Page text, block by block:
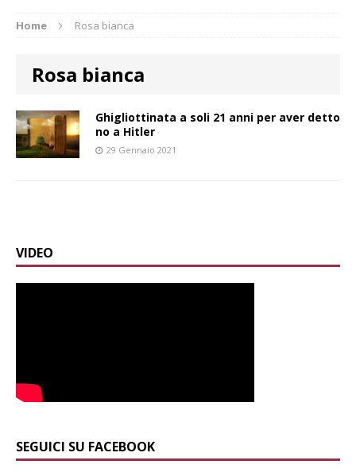
Home Rosa bianca
Rosa bianca
Ghigliottinata a soli 21 anni per aver detto
no a Hitler
29 Gennaio 2021
VIDEO
SEGUICI SU FACEBOOK